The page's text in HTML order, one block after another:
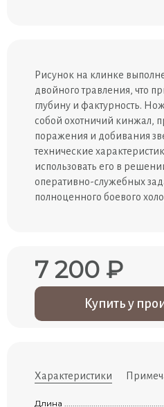
Рисунок на клинке
двойного травления, что
глубину и фактурность.
собой охотничий кинжал,
поражения и добивания
технические
использовать его в
оперативно-служебных
полноценного боевого
7 200 ₽
Купить у
Характеристики
Длина